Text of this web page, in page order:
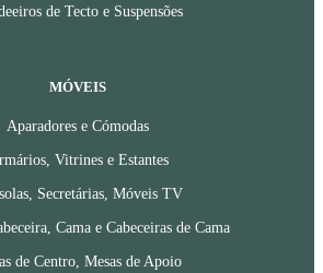
de Tecto e Suspensões
MÓVEIS
Aparadores e Cómodas
Vitrines e Estantes
Secretárias, Móveis TV
Cama e Cabeceiras de Cama
de Centro, Mesas de Apoio